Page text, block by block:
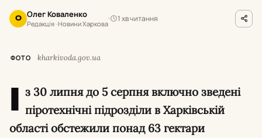
О Олег Коваленко
Редакція · Новини Харкова
1 хв читання
ФОТО kharkivoda.gov.ua
І з 30 липня до 5 серпня включно зведені
піротехнічні підрозділи в Харківській
області обстежили понад 63 гектари